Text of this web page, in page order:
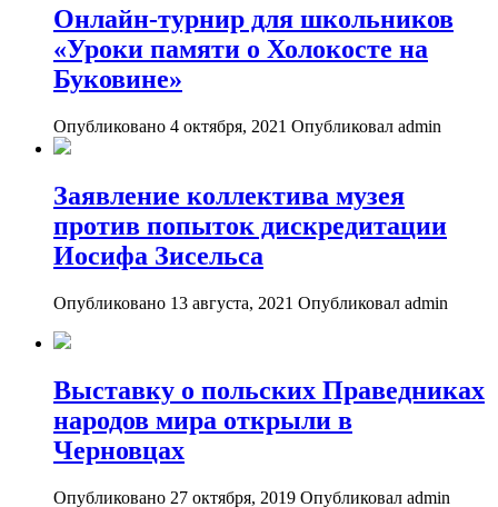
Онлайн-турнир для школьников
«Уроки памяти о Холокосте на
Буковине»
Опубликовано 4 октября, 2021 Опубликовал admin
Заявление коллектива музея
против попыток дискредитации
Иосифа Зисельса
Опубликовано 13 августа, 2021 Опубликовал admin
Выставку о польских Праведниках
народов мира открыли в
Черновцах
Опубликовано 27 октября, 2019 Опубликовал admin